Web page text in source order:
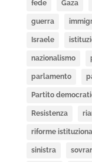
fede Gaza
guerra
Israele
nazionalismo
parlamento
Partito
Resistenza
riforme
sinistra